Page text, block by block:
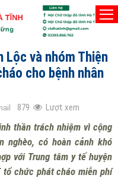
Lộc và nhóm Thiện
cho bệnh nhân
879 Lượt xem
thần trách nhiệm vì cộng
nghèo, có hoàn cảnh khó
với Trung tâm y tế huyện
tổ chức phát cháo miễn phí